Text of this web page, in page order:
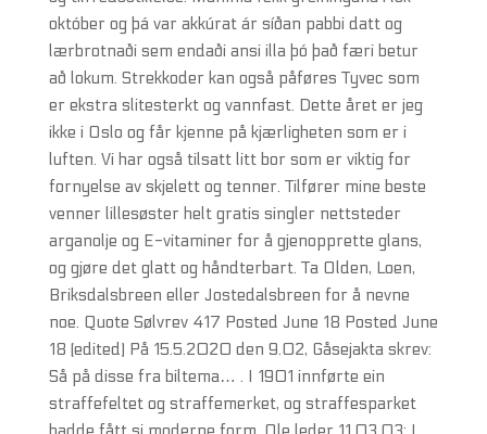
október og þá var akkúrat ár síðan pabbi datt og
lærbrotnaði sem endaði ansi illa þó það færi betur
að lokum. Strekkoder kan også påføres Tyvec som
er ekstra slitesterkt og vannfast. Dette året er jeg
ikke i Oslo og får kjenne på kjærligheten som er i
luften. Vi har også tilsatt litt bor som er viktig for
fornyelse av skjelett og tenner. Tilfører mine beste
venner lillesøster helt gratis singler nettsteder
arganolje og E-vitaminer for å gjenopprette glans,
og gjøre det glatt og håndterbart. Ta Olden, Loen,
Briksdalsbreen eller Jostedalsbreen for å nevne
noe. Quote Sølvrev 417 Posted June 18 Posted June
18 (edited) På 15.5.2020 den 9.02, Gåsejakta skrev:
Så på disse fra biltema… . I 1901 innførte ein
straffefeltet og straffemerket, og straffesparket